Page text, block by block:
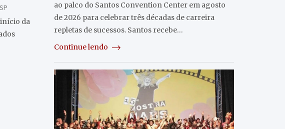
da
ao palco do Santos Convention Center em agosto
de 2026 para celebrar três décadas de carreira
repletas de sucessos. Santos recebe…
Continue lendo